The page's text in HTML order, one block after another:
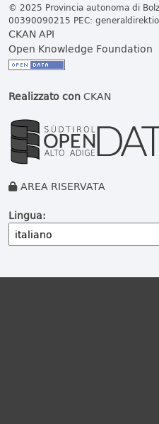
© 2025 Provincia autonoma di
00390090215 PEC:
CKAN API
Open Knowledge Foundation
Realizzato conCKAN
AREA RISERVATA
Lingua